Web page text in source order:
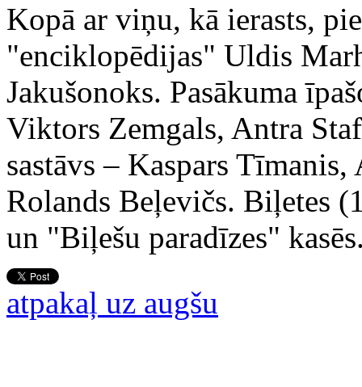
Kopā ar viņu, kā ierasts,
"enciklopēdijas" Uldis
Jakušonoks. Pasākuma
Viktors Zemgals, Antra
sastāvs – Kaspars
Rolands Beļevičs. Biļetes
un "Biļešu paradīzes"
atpakaļ uz augšu